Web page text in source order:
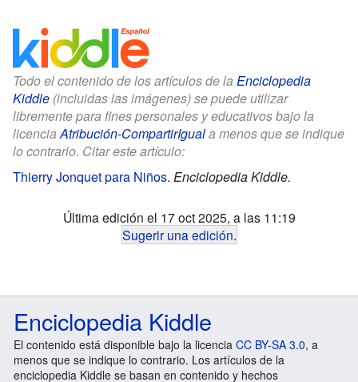
Todo el contenido de los artículos de la Enciclopedia
Kiddle (incluidas las imágenes) se puede utilizar
libremente para fines personales y educativos bajo la
licenciaAtribución-CompartirIguala menos que se indique
lo contrario. Citar este artículo:
Thierry Jonquet para Niños. Enciclopedia Kiddle.
Última edición el 17 oct 2025, a las 11:19
Sugerir una edición.
Enciclopedia Kiddle
El contenido está disponible bajo la licencia CC BY-SA 3.0, a
menos que se indique lo contrario. Los artículos de la
enciclopedia Kiddle se basan en contenido y hechos